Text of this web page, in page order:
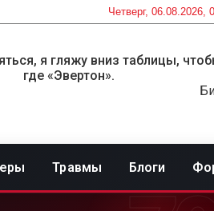
Четверг, 06.08.2026,
я гляжу вниз таблицы,
где «Эвертон».
Травмы Блоги